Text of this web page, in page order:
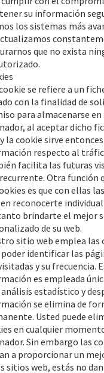
su información
los sistemas más
que no exista
se refiere a un
con la finalidad de
para almacenarse en
al aceptar dicho
la cookie sirve
respecto al
facilita las futuras
Otra función
es que con ellas
reconocerte
brindarte el mejor
de su web.
sitio web emplea las
identificar las
y su frecuencia.
es empleada
estadístico y
se elimina de
Usted puede
en cualquier
Sin embargo las
a proporcionar un
sitios web, estás no dan